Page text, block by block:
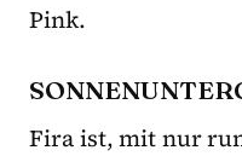
Pink.
Fira ist, mit nur